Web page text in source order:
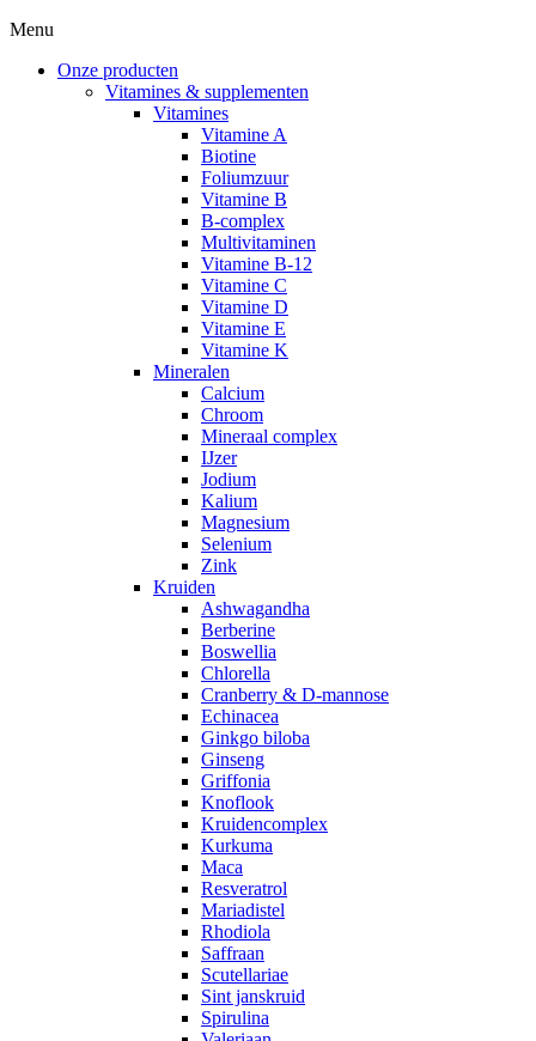
Menu
Onze producten
Vitamines & supplementen
Vitamines
Vitamine A
Biotine
Foliumzuur
Vitamine B
B-complex
Multivitaminen
Vitamine B-12
Vitamine C
Vitamine D
Vitamine E
Vitamine K
Mineralen
Calcium
Chroom
Mineraal complex
IJzer
Jodium
Kalium
Magnesium
Selenium
Zink
Kruiden
Ashwagandha
Berberine
Boswellia
Chlorella
Cranberry & D-mannose
Echinacea
Ginkgo biloba
Ginseng
Griffonia
Knoflook
Kruidencomplex
Kurkuma
Maca
Resveratrol
Mariadistel
Rhodiola
Saffraan
Scutellariae
Sint janskruid
Spirulina